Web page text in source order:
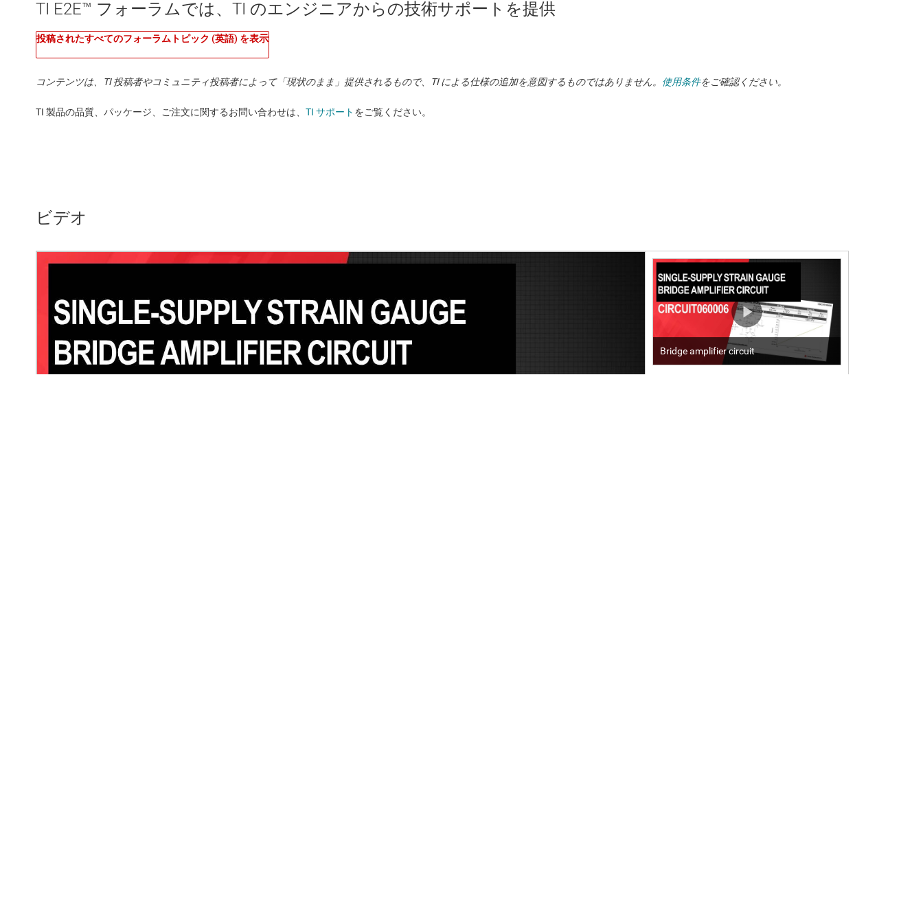
TI E2E™ フォーラムでは、TI のエンジニアからの技術サポートを提供
投稿されたすべてのフォーラムトピック (英語) を表示
コンテンツは、TI 投稿者やコミュニティ投稿者によって「現状のまま」提供されるもので、TI による仕様の追加を意図するものではありません。 使用条件をご確認ください。
TI 製品の品質、パッケージ、ご注文に関するお問い合わせは、 TI サポート をご覧ください。
ビデオ